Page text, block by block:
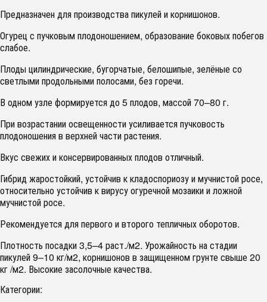
Предназначен для производства пикулей и корнишонов.
Огурец с пучковым плодоношением, образование боковых побегов
слабое.
Плоды цилиндрические, бугорчатые, белошипые, зелёные со
светлыми продольными полосами, без горечи.
В одном узле формируется до 5 плодов, массой 70–80 г.
При возрастании освещенности усиливается пучковость
плодоношения в верхней части растения.
Вкус свежих и консервированных плодов отличный.
Гибрид жаростойкий, устойчив к кладоспориозу и мучнистой росе,
относительно устойчив к вирусу огуречной мозаики и ложной
мучнистой росе.
Рекомендуется для первого и второго тепличных оборотов.
Плотность посадки 3,5–4 раст./м2. Урожайность на стадии
пикулей 9–10 кг/м2, корнишонов в защищенном грунте свыше 20
кг /м2. Высокие засолочные качества.
Категории: